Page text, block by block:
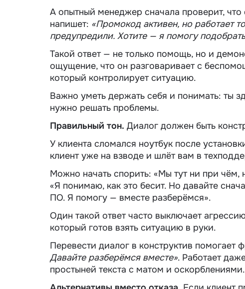
А опытный менеджер сначала проверит,
напишет: «Промокод активен, но работает
предупредили. Хотите — я помогу
Такой ответ — не только помощь, но и
ощущение, что он разговаривает с
который контролирует ситуацию.
Важно уметь держать себя и понимать: ты
нужно решать проблемы.
Правильный тон. Диалог должен быть
У клиента сломался ноутбук после
клиент уже на взводе и шлёт вам в
Можно начать спорить: «Мы тут ни при чём,
«Я понимаю, как это бесит. Но давайте
ПО. Я помогу — вместе разберёмся».
Один такой ответ часто выключает
который готов взять ситуацию в руки.
Перевести диалог в конструктив помогает
Давайте разберёмся вместе». Работает
простыней текста с матом и оскорблениями.